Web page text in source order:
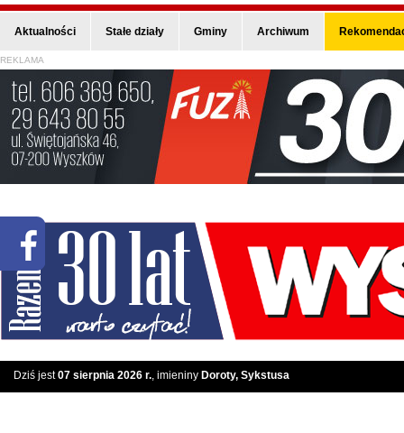
Aktualności Stałe działy Gminy Archiwum
REKLAMA
Dziś jest07 sierpnia 2026 r., imieniny Doroty, Sykstusa